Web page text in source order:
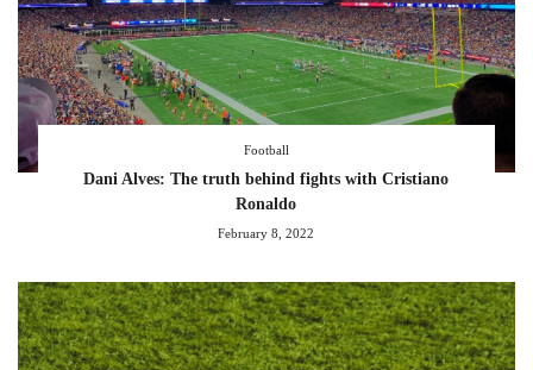
Football
Dani Alves: The truth behind fights with Cristiano
Ronaldo
February 8, 2022